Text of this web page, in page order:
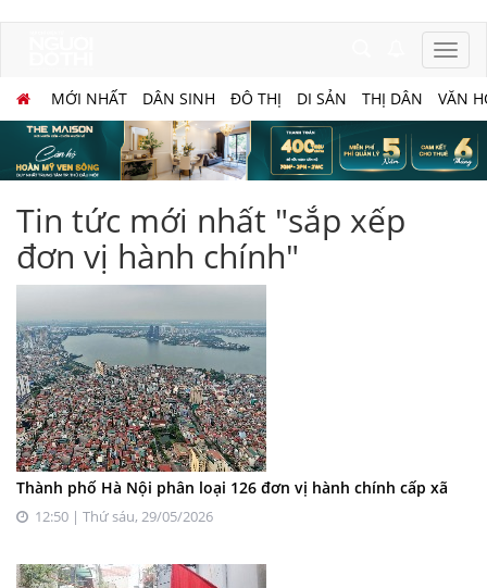
MỚI NHẤT DÂN SINH ĐÔ THỊ DI SẢN THỊ DÂN VĂN
Tin tức mới nhất "sắp xếp
đơn vị hành chính"
Thành phố Hà Nội phân loại 126 đơn vị hành chính cấp xã
12:50 | Thứ sáu, 29/05/2026